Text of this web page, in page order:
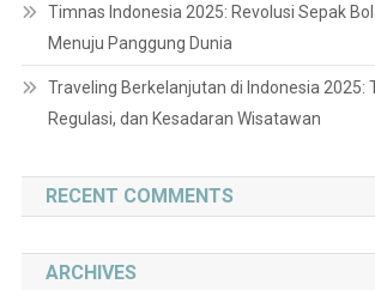
Timnas Indonesia 2025: Revolusi Sepak
Menuju Panggung Dunia
Traveling Berkelanjutan di Indonesia 2025:
Regulasi, dan Kesadaran Wisatawan
RECENT COMMENTS
ARCHIVES